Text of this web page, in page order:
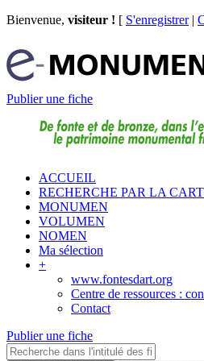
Bienvenue, visiteur ! [ S'enregistrer|
Publier une fiche
ACCUEIL
RECHERCHE PAR LA
MONUMEN
VOLUMEN
NOMEN
Ma sélection
+
www.fontesdart.org
Centre de ressources :
Contact
Publier une fiche